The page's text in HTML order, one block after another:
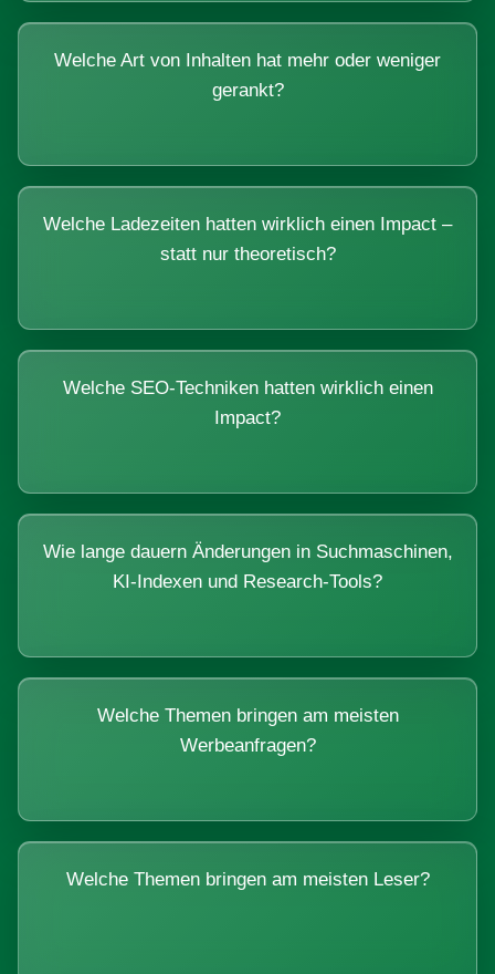
Welche Art von Inhalten hat mehr oder weniger
gerankt?
Welche Ladezeiten hatten wirklich einen Impact –
statt nur theoretisch?
Welche SEO-Techniken hatten wirklich einen
Impact?
Wie lange dauern Änderungen in Suchmaschinen,
KI-Indexen und Research-Tools?
Welche Themen bringen am meisten
Werbeanfragen?
Welche Themen bringen am meisten Leser?